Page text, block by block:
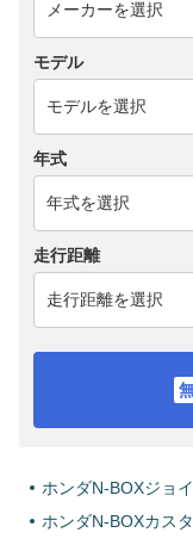
モデル
年式
走行距離
ホンダN-BOXジョ
ホンダN-BOXカス